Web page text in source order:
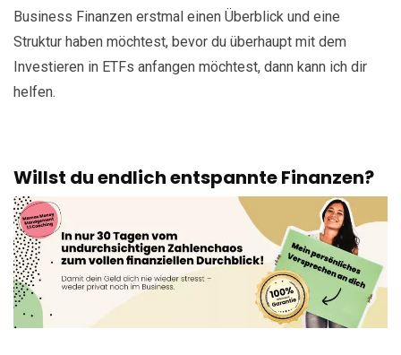
Business Finanzen erstmal einen Überblick und eine
Struktur haben möchtest, bevor du überhaupt mit dem
Investieren in ETFs anfangen möchtest, dann kann ich dir
helfen.
Willst du endlich entspannte Finanzen?